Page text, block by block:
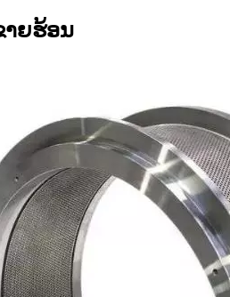
ຍຮ້ອນ